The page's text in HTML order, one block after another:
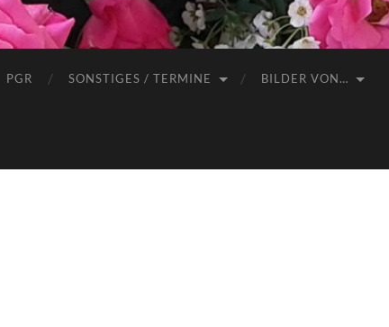
PGR SONSTIGES / TERMINE BILDER VON…